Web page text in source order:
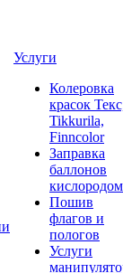
Услуги
Колеровка
красок
Tikkurila,
Finncolor
Заправка
баллонов
кислородом
Пошив
флагов и
пологов
Услуги